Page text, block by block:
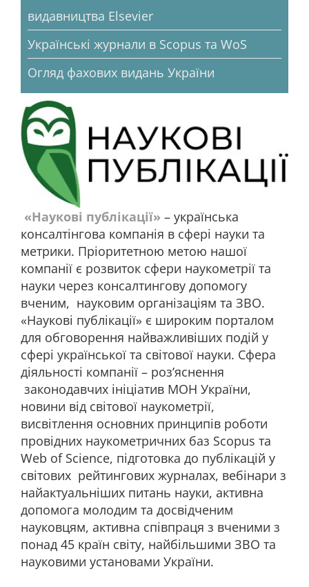
видавництва Elsevier
Українські журнали в Scopus та WoS
Огляд фахових видань України
«Наукові публікації» – українська
консалтінгова компанія в сфері науки та
метрики. Пріоритетною метою нашої
компанії є розвиток сфери наукометрії та
науки через консалтингову допомогу
вченим, науковим організаціям та ЗВО.
«Наукові публікації» є широким порталом
для обговорення найважливіших подій у
сфері української та світової науки. Сфера
діяльності компанії – роз’яснення
законодавчих ініціатив МОН України,
новини від світової наукометрії,
висвітлення основних принципів роботи
провідних наукометричних баз Scopus та
Web of Science, підготовка до публікацій у
світових рейтингових журналах, вебінари з
найактуальніших питань науки, активна
допомога молодим та досвідченим
науковцям, активна співпраця з вченими з
понад 45 країн світу, найбільшими ЗВО та
науковими установами України.